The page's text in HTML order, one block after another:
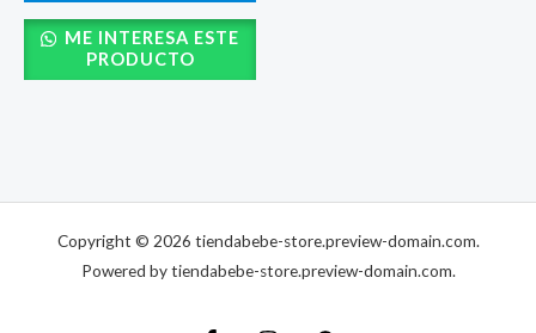
ME INTERESA ESTE
PRODUCTO
Copyright © 2026 tiendabebe-store.preview-domain.com.
Powered by tiendabebe-store.preview-domain.com.